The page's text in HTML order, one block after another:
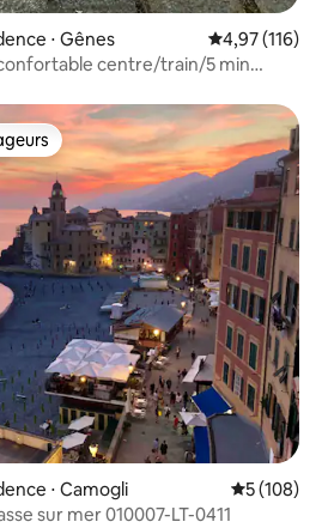
⋅ Gênes Évaluation
4,97 (116)
centre/train/5 min
les plus appréciés
⋅ Camogli Évaluation
5 (108)
sur mer 010007-LT-0411